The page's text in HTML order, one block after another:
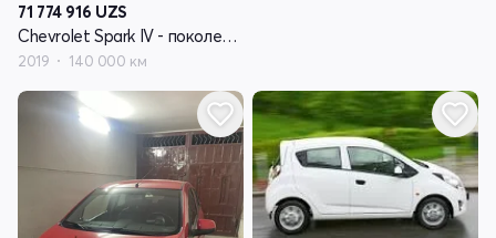
71 774 916 UZS
Chevrolet Spark IV - поколение
2019 140 000 км